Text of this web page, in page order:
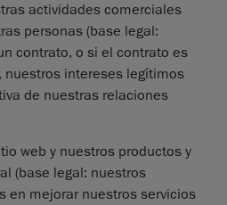
actividades comerciales
personas (base legal:
contrato, o si el contrato es
nuestros intereses legítimos
de nuestras relaciones
web y nuestros productos y
(base legal: nuestros
en mejorar nuestros servicios